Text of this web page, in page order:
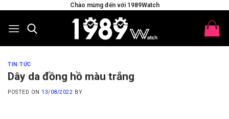
content
Chào mừng đến với 1989Watch
TIN TỨC
Dây da đồng hồ màu trắng
POSTED ON 13/08/2022 BY